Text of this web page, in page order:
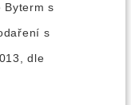
Byterm s
s
dle